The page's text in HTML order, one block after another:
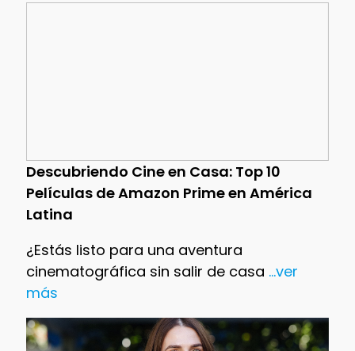
Descubriendo Cine en Casa: Top 10
Películas de Amazon Prime en América
Latina
¿Estás listo para una aventura
cinematográfica sin salir de casa ...ver
más